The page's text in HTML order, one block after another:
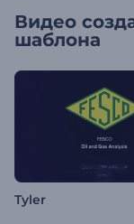
Видео
шаблона
Tyler